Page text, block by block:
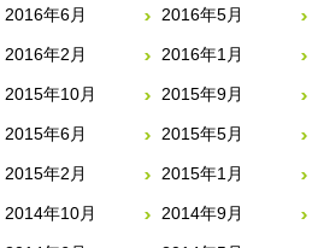
2016年6月 2016年5月
2016年2月 2016年1月
2015年10月 2015年9月
2015年6月 2015年5月
2015年2月 2015年1月
2014年10月 2014年9月